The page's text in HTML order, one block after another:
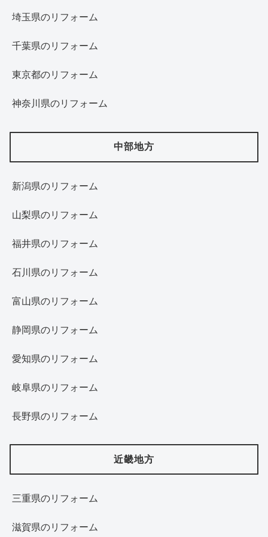
埼玉県のリフォーム
千葉県のリフォーム
東京都のリフォーム
神奈川県のリフォーム
中部地方
新潟県のリフォーム
山梨県のリフォーム
福井県のリフォーム
石川県のリフォーム
富山県のリフォーム
静岡県のリフォーム
愛知県のリフォーム
岐阜県のリフォーム
長野県のリフォーム
近畿地方
三重県のリフォーム
滋賀県のリフォーム